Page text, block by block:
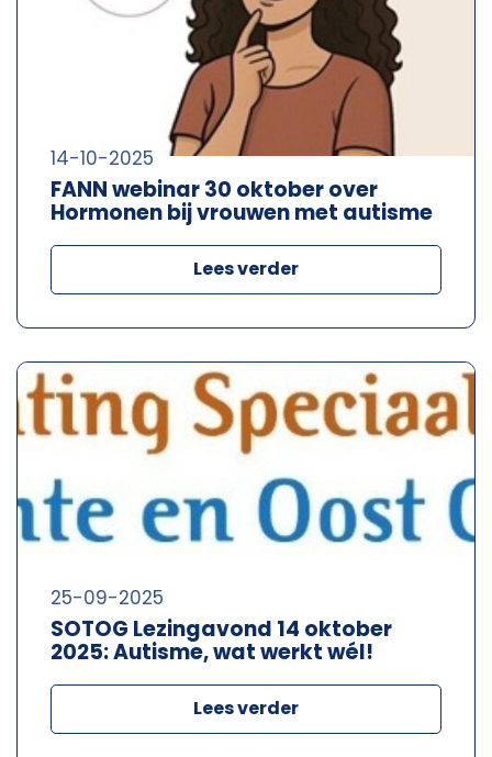
FANN webinar 30 oktober over
Hormonen bij vrouwen met autisme
14-10-2025
Lees verder
SOTOG Lezingavond 14 oktober
2025: Autisme, wat werkt wél!
25-09-2025
Lees verder